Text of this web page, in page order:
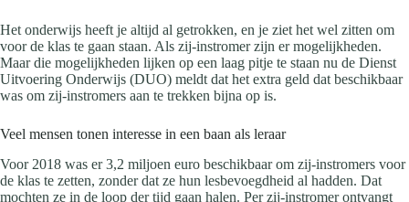
Het onderwijs heeft je altijd al getrokken, en je ziet het wel zitten om
voor de klas te gaan staan. Als zij-instromer zijn er mogelijkheden.
Maar die mogelijkheden lijken op een laag pitje te staan nu de Dienst
Uitvoering Onderwijs (DUO) meldt dat het extra geld dat beschikbaar
was om zij-instromers aan te trekken bijna op is.
Veel mensen tonen interesse in een baan als leraar
Voor 2018 was er 3,2 miljoen euro beschikbaar om zij-instromers voor
de klas te zetten, zonder dat ze hun lesbevoegdheid al hadden. Dat
mochten ze in de loop der tijd gaan halen. Per zij-instromer ontvangt